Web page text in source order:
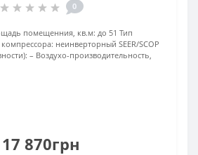
0
помещенния, кв.м: до 51 Тип
неинверторный SEER/SCOP
– Воздухо-производительность,
17 870грн